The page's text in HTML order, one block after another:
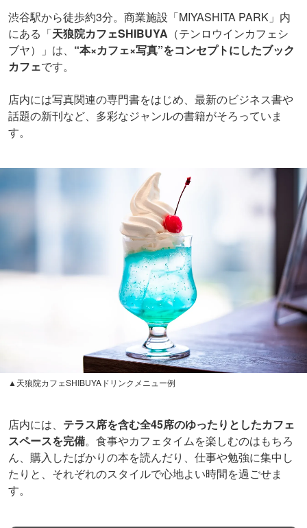
渋谷駅から徒歩約3分。商業施設「MIYASHITA PARK」内
にある「天狼院カフェSHIBUYA （テンロウインカフェシ
ブヤ）」は、 “本×カフェ×写真”をコンセプトにしたブック
カフェです。
店内には写真関連の専門書をはじめ、最新のビジネス書や
話題の新刊など、多彩なジャンルの書籍がそろっていま
す。
▲天狼院カフェSHIBUYAドリンクメニュー例
店内には、 テラス席を含む全45席のゆったりとしたカフェ
スペースを完備。食事やカフェタイムを楽しむのはもちろ
ん、購入したばかりの本を読んだり、仕事や勉強に集中し
たりと、それぞれのスタイルで心地よい時間を過ごせま
す。